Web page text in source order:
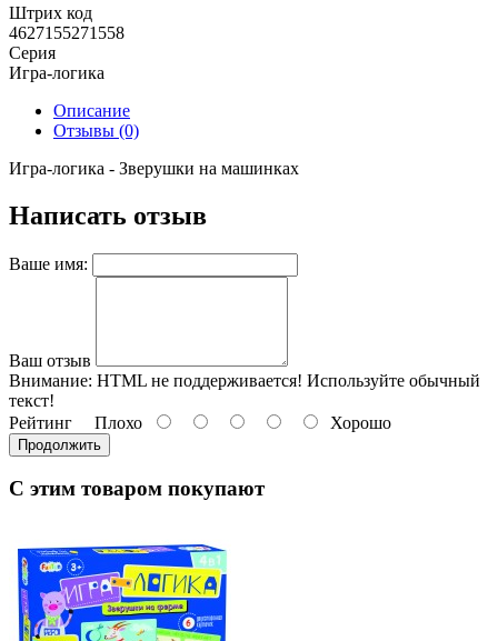
Штрих код
4627155271558
Серия
Игра-логика
Описание
Отзывы (0)
Игра-логика - Зверушки на машинках
Написать отзыв
Ваше имя:
Ваш отзыв
Внимание: HTML не поддерживается! Используйте обычный
текст!
Рейтинг Плохо Хорошо
Продолжить
С этим товаром покупают